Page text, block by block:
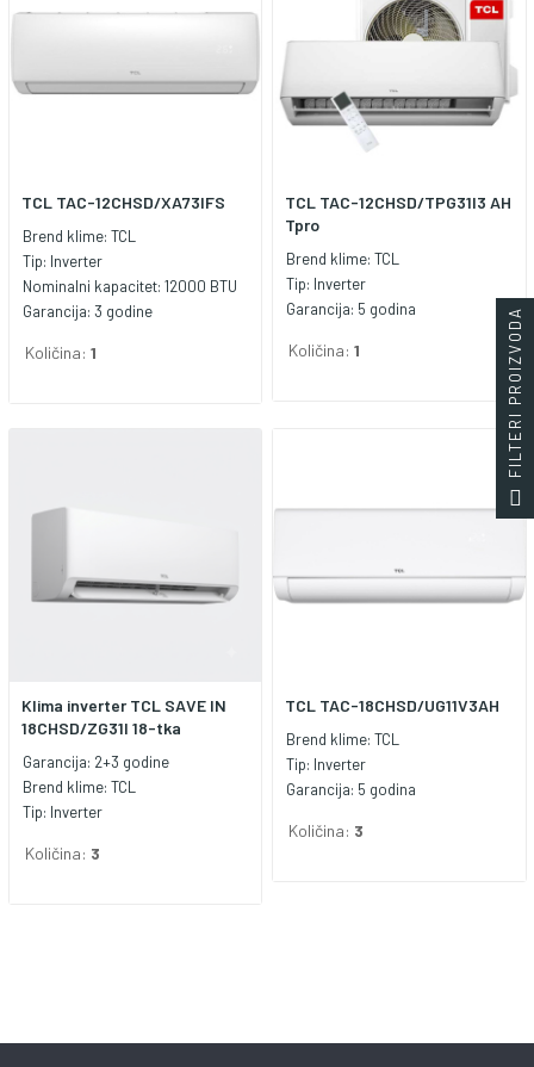
TCL TAC-12CHSD/XA73IFS
Brend klime: TCL
Tip: Inverter
Nominalni kapacitet: 12000 BTU
Garancija: 3 godine
Količina: 1
TCL TAC-12CHSD/TPG31I3 AH
Tpro
Brend klime: TCL
Tip: Inverter
Garancija: 5 godina
Količina: 1
Klima inverter TCL SAVE IN
18CHSD/ZG31I 18-tka
Garancija: 2+3 godine
Brend klime: TCL
Tip: Inverter
Količina: 3
TCL TAC-18CHSD/UG11V3AH
Brend klime: TCL
Tip: Inverter
Garancija: 5 godina
Količina: 3
FILTERI PROIZVODA